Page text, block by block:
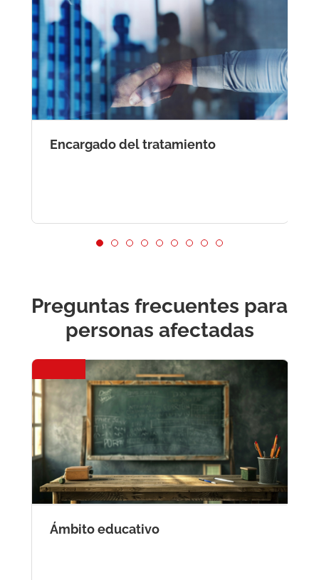
Encargado del tratamiento
Preguntas frecuentes para
personas afectadas
Ámbito educativo